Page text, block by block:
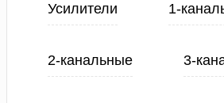
Усилители 1-
2-канальные 3-